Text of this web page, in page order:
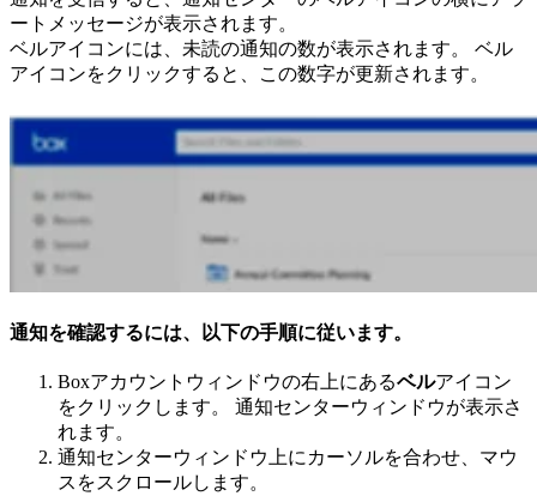
ートメッセージが表示されます。
ベルアイコンには、未読の通知の数が表示されます。 ベル
アイコンをクリックすると、この数字が更新されます。
通知を確認するには、以下の手順に従います。
Boxアカウントウィンドウの右上にあるベルアイコン
をクリックします。 通知センターウィンドウが表示さ
れます。
通知センターウィンドウ上にカーソルを合わせ、マウ
スをスクロールします。